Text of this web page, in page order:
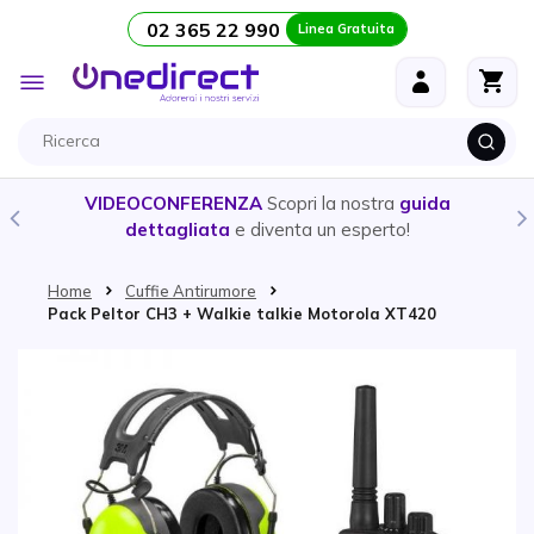
Salta al contenuto 02 365 22 990 Linea Gratuita
Toggle
Nav
VIDEOCONFERENZA Scopri la nostra guida
dettagliata e diventa un esperto!
Home
Cuffie Antirumore
Pack Peltor CH3 + Walkie talkie Motorola XT420